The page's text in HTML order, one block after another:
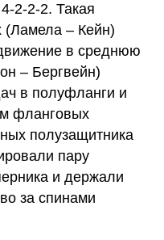
2-2-2. Такая
(Ламела – Кейн)
в среднюю
– Бергвейн)
в полуфланги и
фланговых
полузащитника
пару
и держали
за спинами